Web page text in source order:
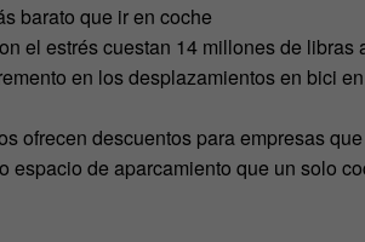
barato que ir en coche
el estrés cuestan 14 millones de libras
en los desplazamientos en bici
ofrecen descuentos para empresas
espacio de aparcamiento que un solo